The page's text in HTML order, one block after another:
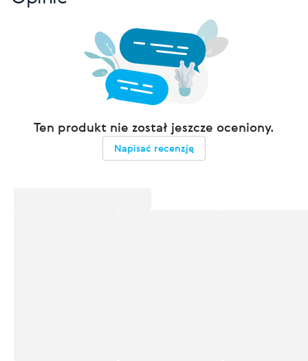
Ten produkt nie został jeszcze oceniony.
Napisać recenzję